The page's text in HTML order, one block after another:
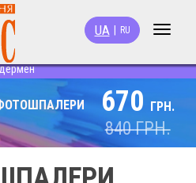
Toggle
UA RU
670 ГРН.
840ГРН.